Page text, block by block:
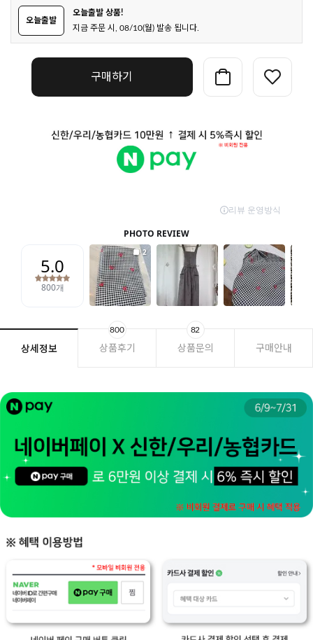
오늘출발
오늘출발 상품!
지금 주문 시, 08/10(월) 발송 됩니다.
구매하기
상세정보 상품후기
800
상품문의
82
구매안내